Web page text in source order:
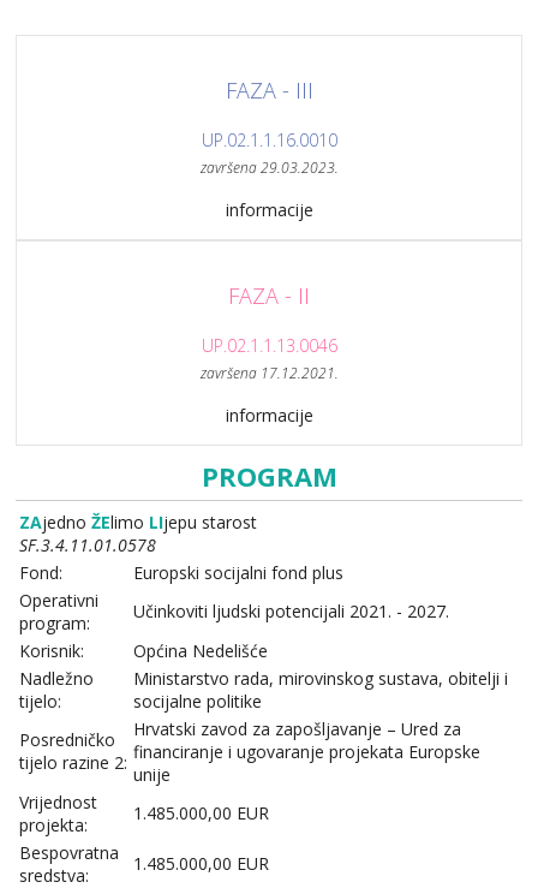
FAZA - III
UP.02.1.1.16.0010
završena 29.03.2023.
informacije
FAZA - II
UP.02.1.1.13.0046
završena 17.12.2021.
informacije
PROGRAM
ZAjedno ŽElimo LIjepu starost
SF.3.4.11.01.0578
Fond:
Europski socijalni fond plus
Operativni
program:
Učinkoviti ljudski potencijali 2021. - 2027.
Korisnik:
Općina Nedelišće
Nadležno
tijelo:
Ministarstvo rada, mirovinskog sustava, obitelji i
socijalne politike
Posredničko
tijelo razine 2:
Hrvatski zavod za zapošljavanje – Ured za
financiranje i ugovaranje projekata Europske
unije
Vrijednost
projekta:
1.485.000,00 EUR
Bespovratna
sredstva:
1.485.000,00 EUR